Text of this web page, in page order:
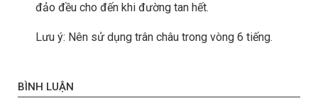
đảo đều cho đến khi đường tan hết.
Lưu ý: Nên sử dụng trân châu trong vòng 6 tiếng.
BÌNH LUẬN